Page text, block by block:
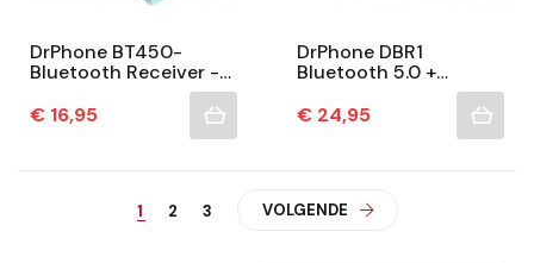
DrPhone BT450-
Bluetooth Receiver -
Aux 3.5mm - Auto -
Thuis - Speakers &
Meer – Zwart
Prijs
€ 16,95
DrPhone DBR1
Bluetooth 5.0 +
EDR/Class2 Ontvanger
Draadloze Audio
Ontvanger Adapter
Prijs
€ 24,95
1 2 3 VOLGENDE